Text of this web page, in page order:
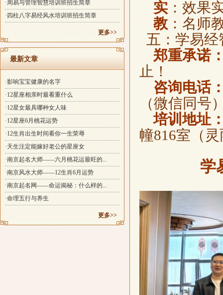
·周易与管理智慧培训班招生简章
·四柱八字易经风水培训班招生简章
更多>>
最新文章
·影响宝宝健康的名字
·12星座相亲时最看重什么
·12星女最具哪种女人味
·12星座6月桃花运势
·12生肖出生时间看你一生荣辱
·天生注定能嫁好老公的星座女
·南京起名大师——六月桃花运最旺的...
·南京风水大师——12生肖6月运势
·南京起名网——命运揭秘：什么样的...
·命理五行与养生
更多>>
实 ：效果
教 ：名师
五：学易
郑重承诺
止！
咨询电话
（微信同号
培训地址
幢816室（
学